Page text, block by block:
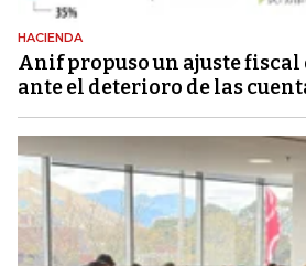
HACIENDA
Anif propuso un ajuste fiscal
ante el deterioro de las